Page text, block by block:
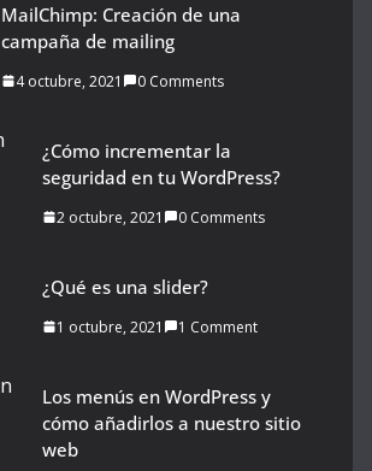
MailChimp: Creación de una
campaña de mailing
4 octubre, 2021 0 Comments
¿Cómo incrementar la
seguridad en tu WordPress?
2 octubre, 2021 0 Comments
¿Qué es una slider?
1 octubre, 2021 1 Comment
Los menús en WordPress y
cómo añadirlos a nuestro sitio
web